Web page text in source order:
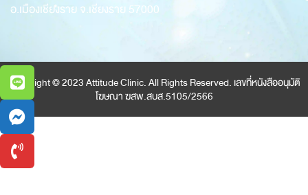
อ.เมืองเชียงราย จ.เชียงราย 57000
Copyright © 2023 Attitude Clinic. All Rights Reserved. เลขที่หนังสืออนุมัติ
โฆษณา ฆสพ.สบส.5105/2566